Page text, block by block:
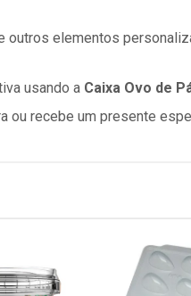
outros elementos
usando a Caixa Ovo de
ou recebe um presente